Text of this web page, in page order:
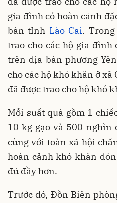
gia đình có hoàn cảnh
bàn tỉnh Lào Cai.
trao cho các hộ gia đình
trên địa bàn phương
cho các hộ khó khăn ở xã
đã được trao cho hộ khó
Mỗi suất quà gồm 1
10 kg gạo và 500 nghìn
cùng với toàn xã hội
hoàn cảnh khó khăn
đủ đầy hơn.
Trước đó, Đồn Biên